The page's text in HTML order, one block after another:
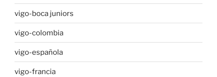
vigo-boca juniors
vigo-colombia
vigo-española
vigo-francia